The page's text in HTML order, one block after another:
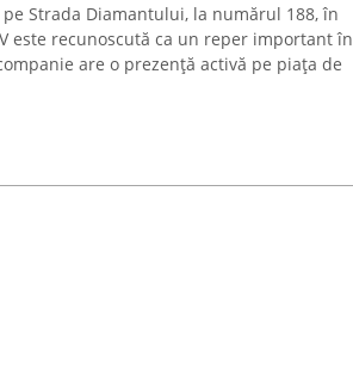
Strada Diamantului, la numărul 188, în
este recunoscută ca un reper important în
are o prezență activă pe piața de